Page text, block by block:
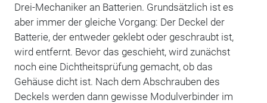
Drei-Mechaniker an Batterien. Grundsätzlich ist es
aber immer der gleiche Vorgang: Der Deckel der
Batterie, der entweder geklebt oder geschraubt ist,
wird entfernt. Bevor das geschieht, wird zunächst
noch eine Dichtheitsprüfung gemacht, ob das
Gehäuse dicht ist. Nach dem Abschrauben des
Deckels werden dann gewisse Modulverbinder im